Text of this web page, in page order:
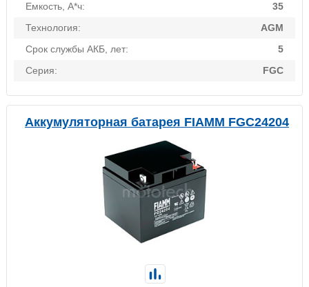
Емкость, А*ч:
35
Технология:
AGM
Срок службы АКБ, лет:
5
Серия:
FGC
Аккумуляторная батарея FIAMM FGC24204